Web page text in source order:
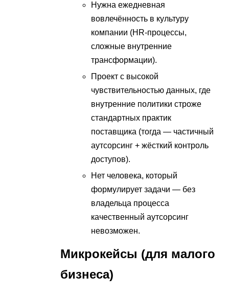
Нужна ежедневная
вовлечённость в культуру
компании (HR-процессы,
сложные внутренние
трансформации).
Проект с высокой
чувствительностью данных, где
внутренние политики строже
стандартных практик
поставщика (тогда — частичный
аутсорсинг + жёсткий контроль
доступов).
Нет человека, который
формулирует задачи — без
владельца процесса
качественный аутсорсинг
невозможен.
Микрокейсы (для малого
бизнеса)